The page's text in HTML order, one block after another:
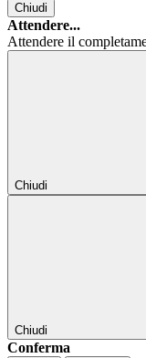
Chiudi
Attendere...
Attendere il
Chiudi
Chiudi
Conferma